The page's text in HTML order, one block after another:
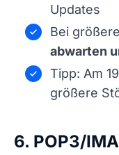
Updates
Bei
abwarten
Tipp: Am
größere
6. POP3/